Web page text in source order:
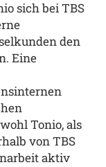
sich bei TBS
den
Eine
Tonio, als
von TBS
aktiv